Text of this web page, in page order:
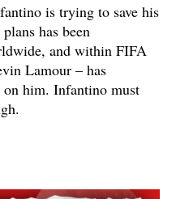
is trying to save his
has been
and within FIFA
Lamour – has
on him. Infantino must